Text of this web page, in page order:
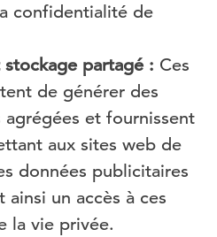
confidentialité de
partagé : Ces
de générer des
et fournissent
aux sites web de
données publicitaires
un accès à ces
la vie privée.